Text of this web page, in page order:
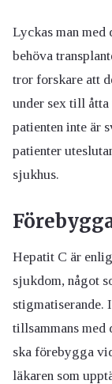
Lyckas man med
behöva
tror forskare att
under sex till åtta
patienten inte är
patienter
sjukhus.
Hepatit C är
sjukdom, något
stigmatiserande.
tillsammans med
ska förebygga
läkaren som